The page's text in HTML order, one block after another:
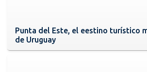
Punta del Este, el eestino turístico
de Uruguay